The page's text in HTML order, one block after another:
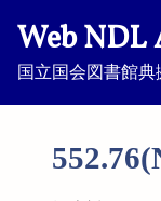
Web
国立国会図書館